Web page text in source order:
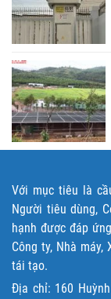
Với mục tiêu là
Người tiêu dùng,
hạnh được đáp
Công ty, Nhà
tái tạo.
Địa chỉ: 160